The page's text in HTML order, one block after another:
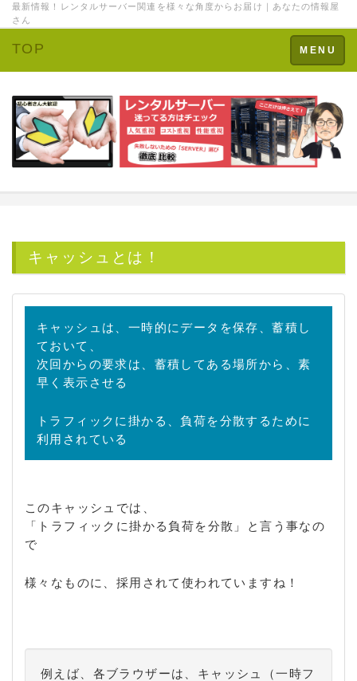
最新情報！レンタルサーバー関連を様々な角度からお届け｜あなたの情報屋
さん
Toggle
navigation
MENU
TOP
キャッシュとは ！
キャッシュは、一時的にデータを保存、蓄積し
ておいて、
次回からの要求は、蓄積してある場所から、素
早く表示させる
トラフィックに掛かる、負荷を分散するために
利用されている
このキャッシュでは、
「トラフィックに掛かる負荷を分散」と言う事なの
で
様々なものに、採用されて使われていますね！
例えば、各ブラウザーは、キャッシュ（一時フ